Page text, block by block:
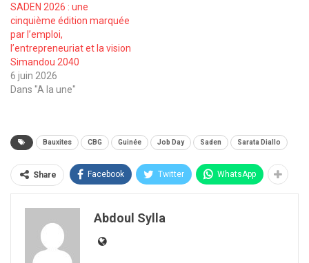
SADEN 2026 : une
cinquième édition marquée
par l’emploi,
l’entrepreneuriat et la vision
Simandou 2040
6 juin 2026
Dans "A la une"
Bauxites CBG Guinée Job Day Saden Sarata Diallo
Share Facebook Twitter WhatsApp
Abdoul Sylla